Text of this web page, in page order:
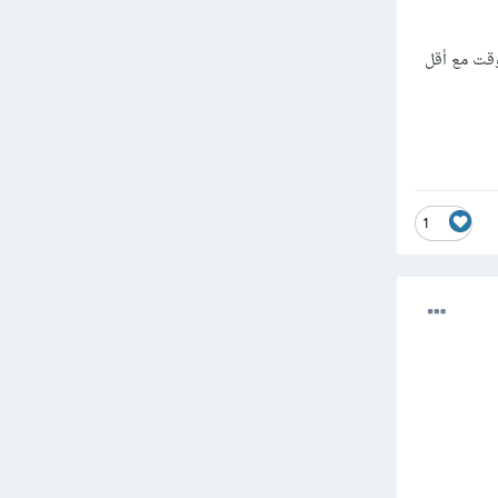
مع أقل
1